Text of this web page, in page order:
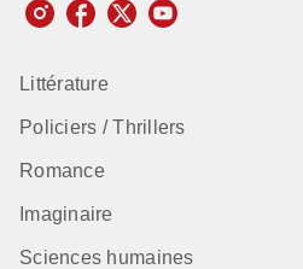
Littérature
Policiers / Thrillers
Romance
Imaginaire
Sciences humaines